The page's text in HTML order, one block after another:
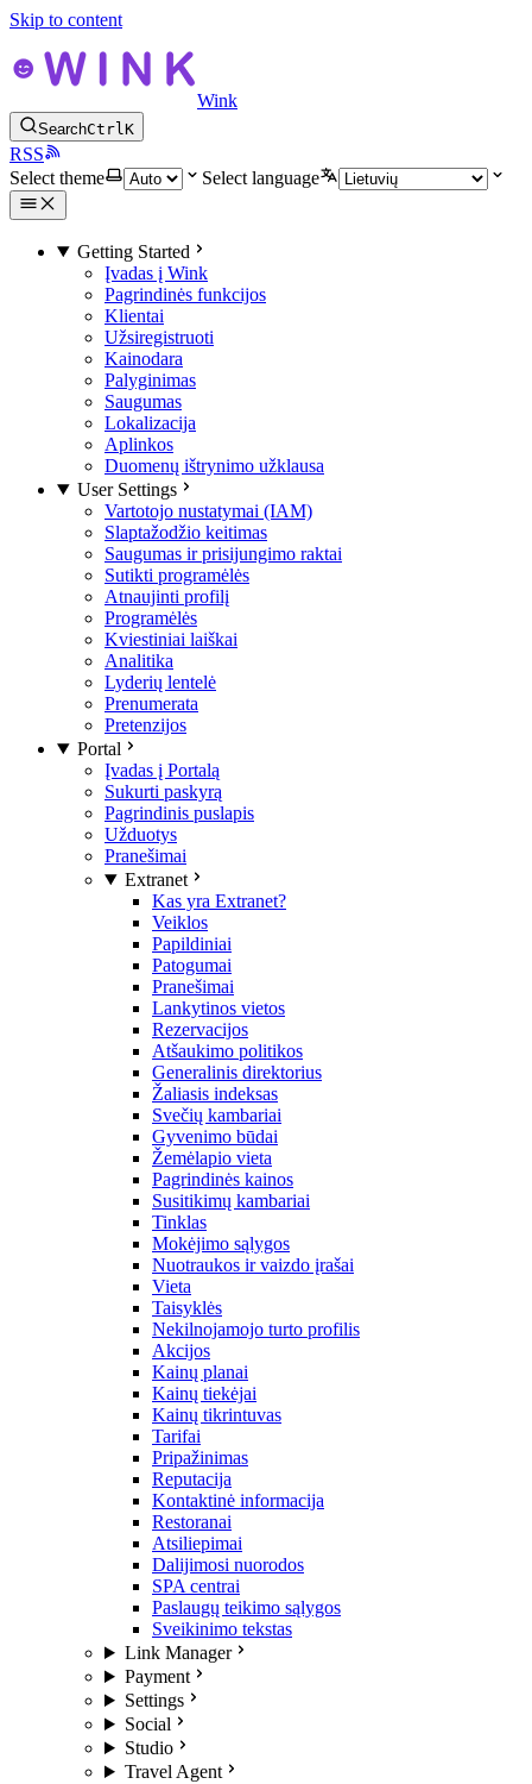
Skip to content
Wink
SearchCtrlK
RSS
Select theme
Select language
Getting Started
Įvadas į Wink
Pagrindinės funkcijos
Klientai
Užsiregistruoti
Kainodara
Palyginimas
Saugumas
Lokalizacija
Aplinkos
Duomenų ištrynimo užklausa
User Settings
Vartotojo nustatymai (IAM)
Slaptažodžio keitimas
Saugumas ir prisijungimo raktai
Sutikti programėlės
Atnaujinti profilį
Programėlės
Kviestiniai laiškai
Analitika
Lyderių lentelė
Prenumerata
Pretenzijos
Portal
Įvadas į Portalą
Sukurti paskyrą
Pagrindinis puslapis
Užduotys
Pranešimai
Extranet
Kas yra Extranet?
Veiklos
Papildiniai
Patogumai
Pranešimai
Lankytinos vietos
Rezervacijos
Atšaukimo politikos
Generalinis direktorius
Žaliasis indeksas
Svečių kambariai
Gyvenimo būdai
Žemėlapio vieta
Pagrindinės kainos
Susitikimų kambariai
Tinklas
Mokėjimo sąlygos
Nuotraukos ir vaizdo įrašai
Vieta
Taisyklės
Nekilnojamojo turto profilis
Akcijos
Kainų planai
Kainų tiekėjai
Kainų tikrintuvas
Tarifai
Pripažinimas
Reputacija
Kontaktinė informacija
Restoranai
Atsiliepimai
Dalijimosi nuorodos
SPA centrai
Paslaugų teikimo sąlygos
Sveikinimo tekstas
Link Manager
Payment
Settings
Social
Studio
Travel Agent